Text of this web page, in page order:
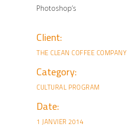
Photoshop’s
Client:
THE CLEAN COFFEE COMPANY
Category:
CULTURAL PROGRAM
Date:
1 JANVIER 2014